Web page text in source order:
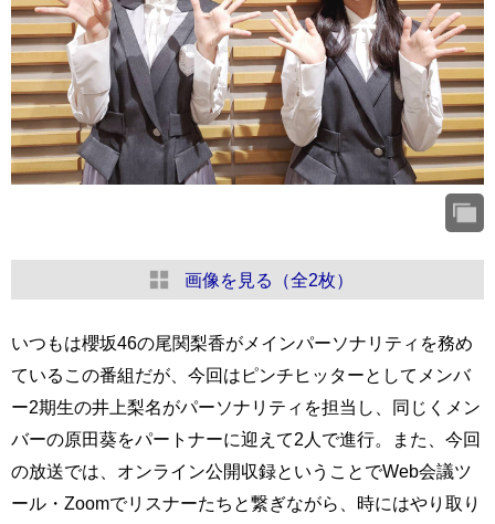
画像を見る（全2枚）
いつもは櫻坂46の尾関梨香がメインパーソナリティを務め
ているこの番組だが、今回はピンチヒッターとしてメンバ
ー2期生の井上梨名がパーソナリティを担当し、同じくメン
バーの原田葵をパートナーに迎えて2人で進行。また、今回
の放送では、オンライン公開収録ということでWeb会議ツ
ール・Zoomでリスナーたちと繋ぎながら、時にはやり取り